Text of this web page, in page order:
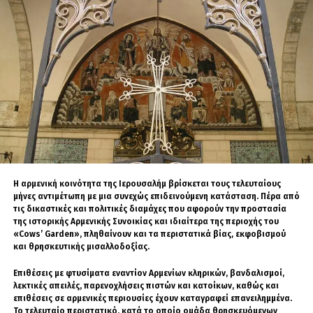
Η διατύπωση «Παγκόσμιο Κύπελλο» είναι
επίσης ασαφής. Το Παγκόσμιο Κύπελλο
Συλλόγων της FIFA, στο οποίο συμμετέχουν 32
από τις καλύτερες ομάδες στον κόσμο, θα
πραγματοποιηθεί στις ΗΠΑ (14 Ιουνίου-13
Ιουλίου).
Δέκα παίκτες από χώρες που υπόκεινται στους
ταξιδιωτικούς περιορισμούς είναι
συλλόγους, αλλά δεν έχει ακόμη διευκρινιστεί
εάν το τουρνουά περιλαμβάνεται στην
εξαίρεση ή όχι.
Επιπλέον, οι αθλητές στίβου συχνά ταξιδεύουν
στις ΗΠΑ για να συμμετάσχουν σε προπονητικά
καμπ στο πλαίσιο της προετοιμασίας τους για
μεγάλες διοργανώσεις.
Η αρμενική κοινότητα της Ιερουσαλήμ βρίσκεται τους τελευταίους
μήνες αντιμέτωπη με μια συνεχώς επιδεινούμενη κατάσταση. Πέρα από
τις δικαστικές και πολιτικές διαμάχες που αφορούν την προστασία
της ιστορικής Αρμενικής Συνοικίας και ιδιαίτερα της περιοχής του
«Cows’ Garden», πληθαίνουν και τα περιστατικά βίας, εκφοβισμού
και θρησκευτικής μισαλλοδοξίας.
Επιθέσεις με φτυσίματα εναντίον Αρμενίων κληρικών, βανδαλισμοί,
λεκτικές απειλές, παρενοχλήσεις πιστών και κατοίκων, καθώς και
επιθέσεις σε αρμενικές περιουσίες έχουν καταγραφεί επανειλημμένα.
Το τελευταίο περιστατικό, κατά το οποίο ομάδα θρησκευόμενων